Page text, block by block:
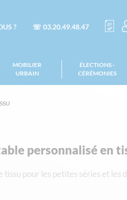
? ☏ 03.20.49.48.47
MOBILIER
URBAIN
ÉLECTIONS -
CÉRÉMONIES
personnalisé en
tissu pour les petites séries et les